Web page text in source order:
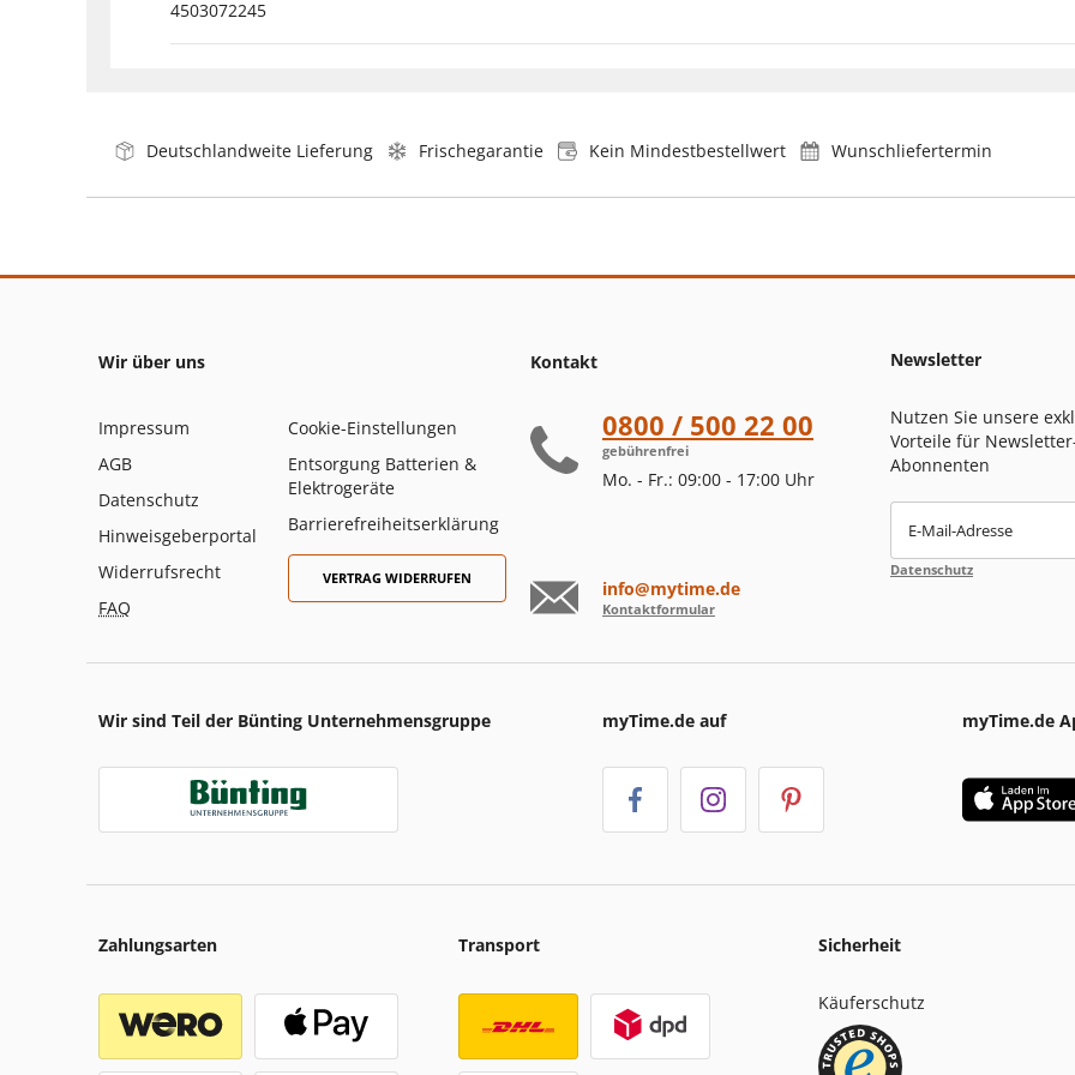
4503072245
Deutschlandweite Lieferung Frischegarantie Kein Mindestbestellwert Wunschliefertermin
Wir über uns
Impressum
AGB
Datenschutz
Hinweisgeberportal
Widerrufsrecht
FAQ
Cookie-Einstellungen
Entsorgung Batterien &
Elektrogeräte
Barrierefreiheitserklärung
VERTRAG WIDERRUFEN
Kontakt
0800 / 500 22 00
gebührenfrei
Mo. - Fr.: 09:00 - 17:00 Uhr
info@mytime.de
Kontaktformular
Newsletter
Nutzen Sie unsere
Vorteile für
Abonnenten
E-Mail-Adresse
Datenschutz
Wir sind Teil der Bünting Unternehmensgruppe myTime.de auf myTime.de
Zahlungsarten Transport Sicherheit
Käuferschutz